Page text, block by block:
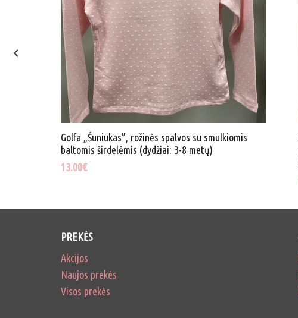
Golfa „Šuniukas”, rožinės spalvos su smulkiomis
baltomis širdelėmis (dydžiai: 3-8 metų)
13.00€
PREKĖS
Akcijos
Naujos prekės
Visos prekės